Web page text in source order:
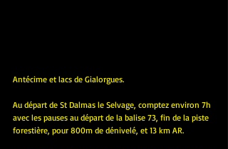
Antécime et lacs de Gialorgues.
Au départ de St Dalmas le Selvage, comptez environ 7h
avec les pauses au départ de la balise 73, fin de la piste
forestière, pour 800m de dénivelé, et 13 km AR.